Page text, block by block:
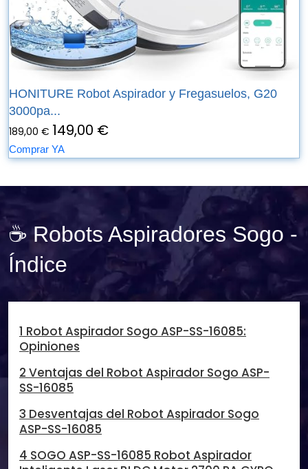
HONITURE Robot Aspirador y Fregasuelos, G20
3000pa...
189,00 € 149,00 €
Comprar YA
☕ Robots Aspiradores Sogo -
Índice
1 Robot Aspirador Sogo ASP-SS-16085:
Opiniones
2 Ventajas del Robot Aspirador Sogo ASP-
SS-16085
3 Desventajas del Robot Aspirador Sogo
ASP-SS-16085
4 SOGO ASP-SS-16085 Robot Aspirador